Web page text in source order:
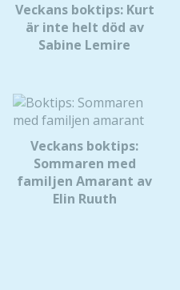
Veckans boktips: Kurt
är inte helt död av
Sabine Lemire
Veckans boktips:
Sommaren med
familjen Amarant av
Elin Ruuth